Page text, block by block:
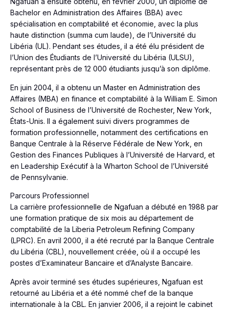
Bachelor en Administration des Affaires (BBA) avec
spécialisation en comptabilité et économie, avec la plus
haute distinction (summa cum laude), de l’Université du
Libéria (UL). Pendant ses études, il a été élu président de
l’Union des Étudiants de l’Université du Libéria (ULSU),
représentant près de 12 000 étudiants jusqu’à son diplôme.
En juin 2004, il a obtenu un Master en Administration des
Affaires (MBA) en finance et comptabilité à la William E. Simon
School of Business de l’Université de Rochester, New York,
États-Unis. Il a également suivi divers programmes de
formation professionnelle, notamment des certifications en
Banque Centrale à la Réserve Fédérale de New York, en
Gestion des Finances Publiques à l’Université de Harvard, et
en Leadership Exécutif à la Wharton School de l’Université
de Pennsylvanie.
Parcours Professionnel
La carrière professionnelle de Ngafuan a débuté en 1988 par
une formation pratique de six mois au département de
comptabilité de la Liberia Petroleum Refining Company
(LPRC). En avril 2000, il a été recruté par la Banque Centrale
du Libéria (CBL), nouvellement créée, où il a occupé les
postes d’Examinateur Bancaire et d’Analyste Bancaire.
Après avoir terminé ses études supérieures, Ngafuan est
retourné au Libéria et a été nommé chef de la banque
internationale à la CBL. En janvier 2006, il a rejoint le cabinet